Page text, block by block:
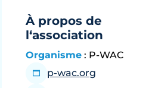
À propos de
l‘association
Organisme : P-WAC
p-wac.org